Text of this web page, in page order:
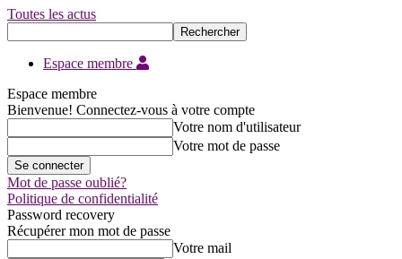
Toutes les actus
Espace membre
Espace membre
Bienvenue! Connectez-vous à votre compte
Votre nom d'utilisateur
Votre mot de passe
Mot de passe oublié?
Politique de confidentialité
Password recovery
Récupérer mon mot de passe
Votre mail